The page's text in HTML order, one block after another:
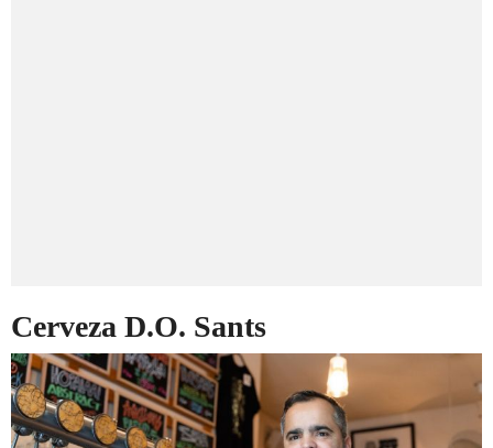
Cerveza D.O. Sants